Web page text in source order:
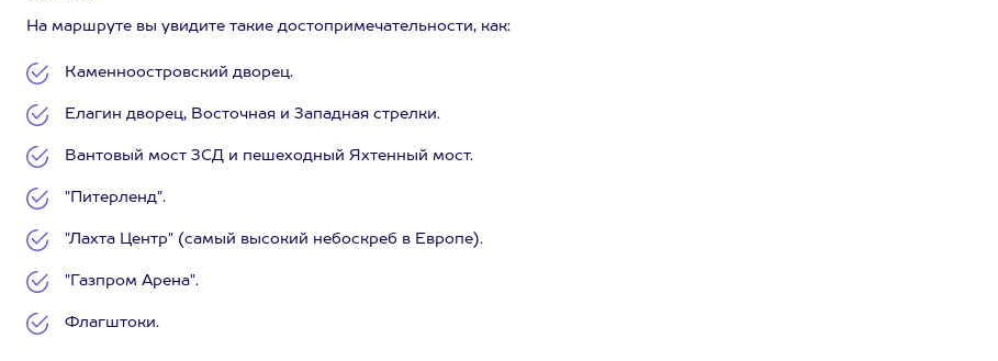
На маршруте вы увидите такие достопримечательности, как:
Каменноостровский дворец.
Елагин дворец, Восточная и Западная стрелки.
Вантовый мост ЗСД и пешеходный Яхтенный мост.
"Питерленд".
"Лахта Центр" (самый высокий небоскреб в Европе).
"Газпром Арена".
Флагштоки.